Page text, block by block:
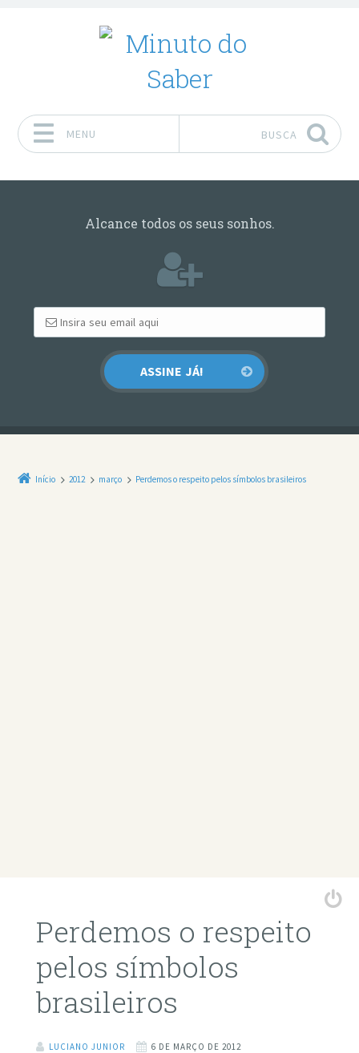
MENU BUSCA
Alcance todos os seus sonhos.
Início 2012 março Perdemos o respeito pelos símbolos brasileiros
Perdemos o respeito
pelos símbolos
brasileiros
LUCIANO JUNIOR
6 DE MARÇO DE 2012